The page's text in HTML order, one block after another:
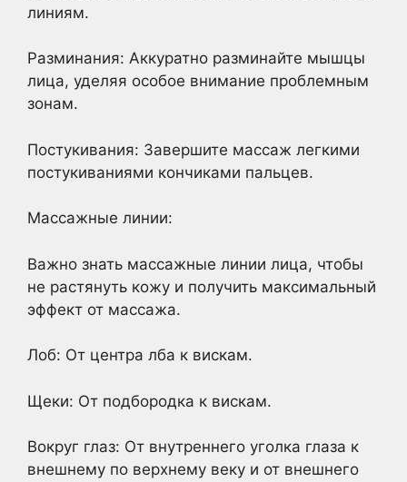
линиям.
Разминания: Аккуратно разминайте мышцы
лица, уделяя особое внимание проблемным
зонам.
Постукивания: Завершите массаж легкими
постукиваниями кончиками пальцев.
Массажные линии:
Важно знать массажные линии лица, чтобы
не растянуть кожу и получить максимальный
эффект от массажа.
Лоб: От центра лба к вискам.
Щеки: От подбородка к вискам.
Вокруг глаз: От внутреннего уголка глаза к
внешнему по верхнему веку и от внешнего